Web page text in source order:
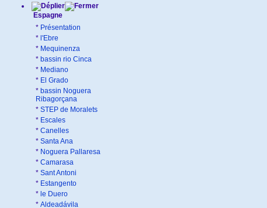
Espagne
* Présentation
* l'Ebre
* Mequinenza
* bassin rio Cinca
* Mediano
* El Grado
* bassin Noguera
Ribagorçana
* STEP de Moralets
* Escales
* Canelles
* Santa Ana
* Noguera Pallaresa
* Camarasa
* Sant Antoni
* Estangento
* le Duero
* Aldeadávila